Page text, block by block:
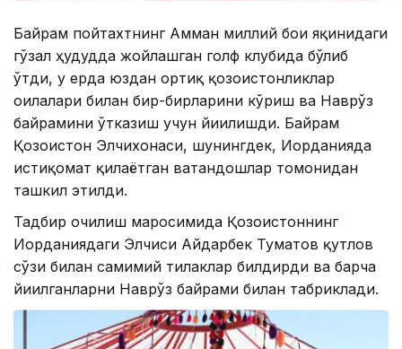
Байрам пойтахтнинг Амман миллий боғи яқинидаги
гўзал ҳудудда жойлашган голф клубида бўлиб
ўтди, у ерда юздан ортиқ қозоғистонликлар
оилалари билан бир-бирларини кўриш ва Наврўз
байрамини ўтказиш учун йиғилишди. Байрам
Қозоғистон Элчихонаси, шунингдек, Иорданияда
истиқомат қилаётган ватандошлар томонидан
ташкил этилди.
Тадбир очилиш маросимида Қозоғистоннинг
Иорданиядаги Элчиси Айдарбек Туматов қутлов
сўзи билан самимий тилаклар билдирди ва барча
йиғилганларни Наврўз байрами билан табриклади.